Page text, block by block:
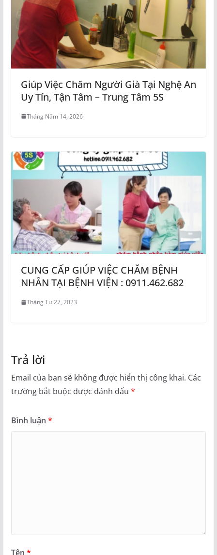
Giúp Việc Chăm Người Già Tại Nghệ An
Uy Tín, Tận Tâm – Trung Tâm 5S
Tháng Năm 14, 2026
CUNG CẤP GIÚP VIỆC CHĂM BỆNH
NHÂN TẠI BỆNH VIỆN : 0911.462.682
Tháng Tư 27, 2023
Trả lời
Email của bạn sẽ không được hiển thị công khai. Các
trường bắt buộc được đánh dấu *
Bình luận *
Tên *